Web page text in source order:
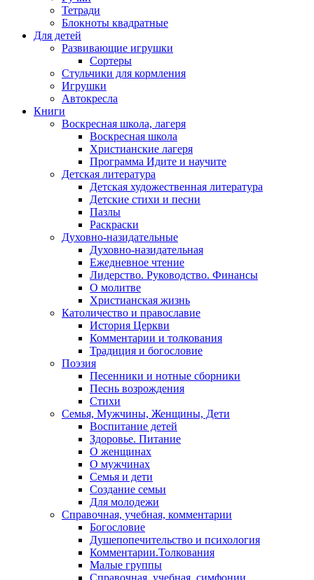
Тетради
Блокноты квадратные
Для детей
Развивающие игрушки
Сортеры
Стульчики для кормления
Игрушки
Автокресла
Книги
Воскресная школа, лагеря
Воскресная школа
Христианские лагеря
Программа Идите и научите
Детская литература
Детская художественная литература
Детские стихи и песни
Пазлы
Раскраски
Духовно-назидательные
Духовно-назидательная
Ежедневное чтение
Лидерство. Руководство. Финансы
О молитве
Христианская жизнь
Католичество и православие
История Церкви
Комментарии и толкования
Традиция и богословие
Поэзия
Песенники и нотные сборники
Песнь возрождения
Стихи
Семья, Мужчины, Женщины, Дети
Воспитание детей
Здоровье. Питание
О женщинах
О мужчинах
Семья и дети
Создание семьи
Для молодежи
Справочная, учебная, комментарии
Богословие
Душепопечительство и психология
Комментарии.Толкования
Малые группы